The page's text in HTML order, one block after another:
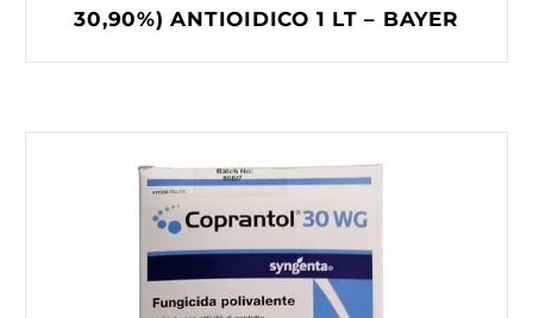
30,90%) ANTIOIDICO 1 LT – BAYER